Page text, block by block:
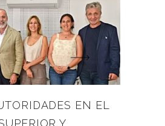
EN EL
Y